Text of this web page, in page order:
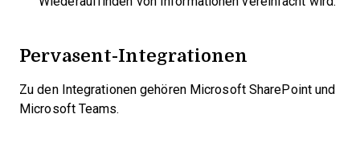
Pervasent-Integrationen
Zu den Integrationen gehören Microsoft SharePoint und
Microsoft Teams.